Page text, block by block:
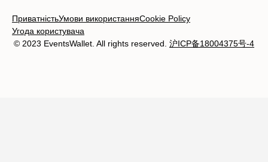
© 2023 EventsWallet. All rights reserved. 沪ICP备18004375号-4
ПриватністьУмови використанняCookie Policy
Угода користувача